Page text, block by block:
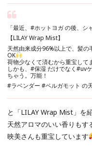
「最近、 #ホットヨガの後、シ
【LILAY Wrap Mist】
天然由来成分96%以上で、髪
OK
荷物少なくて済むから重宝して
しかも、 #保湿だけでなく #uv
ちゃう。万能！
#ラベンダー #ベルガモット の
と「LILAY Wrap Mist」を
天然アロマのいい香りもす
映美さんも重宝しています